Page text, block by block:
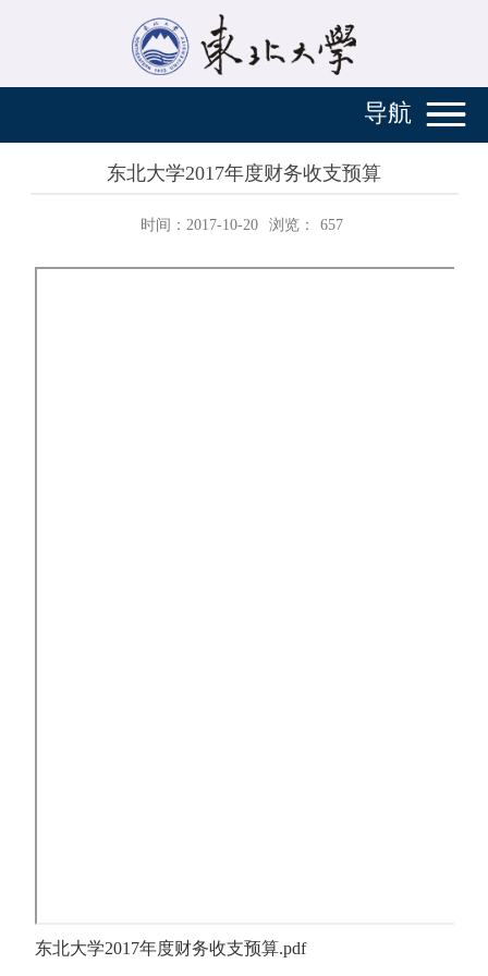
导航
东北大学2017年度财务收支预算
时间：2017-10-20 浏览： 657
东北大学2017年度财务收支预算.pdf